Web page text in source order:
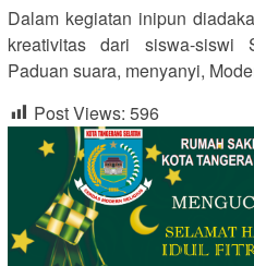
Dalam kegiatan inipun
kreativitas dari siswa-siswi
Paduan suara, menyanyi,
Post Views: 596